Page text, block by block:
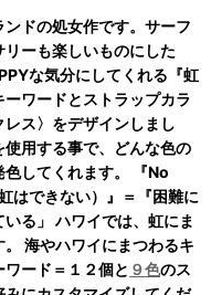
ドの処女作です。サーフ
ーも楽しいものにした
な気分にしてくれる『虹
ワードとストラップカラ
ス〉をデザインしまし
用する事で、どんな色の
してくれます。 『No
はできない）』＝『困難に
る」 ハワイでは、虹にま
海やハワイにまつわるキ
ード＝１２個と ９色のス